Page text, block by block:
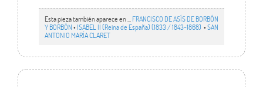
Esta pieza también aparece en ... FRANCISCO DE ASÍS DE BORBÓN
Y BORBÓN• ISABEL II (Reina de España) (1833 / 1843-1868) •SAN
ANTONIO MARÍA CLARET